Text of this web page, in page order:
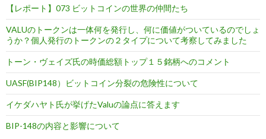
【レポート】073 ビットコインの世界の仲間たち
VALUのトークンは一体何を発行し、何に価値がついているのでしょ
うか？個人発行のトークンの２タイプについて考察してみました
トーン・ヴェイズ氏の時価総額トップ１５銘柄へのコメント
UASF(BIP148）ビットコイン分裂の危険性について
イケダハヤト氏が挙げたValuの論点に答えます
BIP-148の内容と影響について